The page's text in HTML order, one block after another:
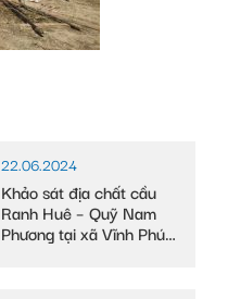
22.06.2024
Khảo sát địa chất cầu
Ranh Huê – Quỹ Nam
Phương tại xã Vĩnh Phú